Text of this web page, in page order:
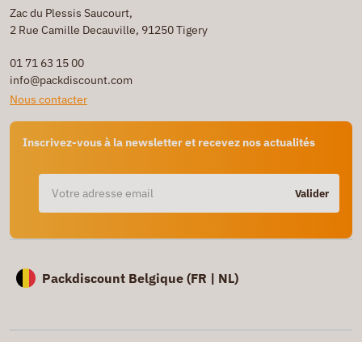
Zac du Plessis Saucourt,
2 Rue Camille Decauville, 91250 Tigery
01 71 63 15 00
info@packdiscount.com
Nous contacter
Inscrivez-vous à la newsletter et recevez nos actualités
Valider
Packdiscount Belgique (FR | NL)